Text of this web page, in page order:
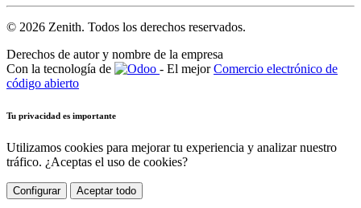
© 2026 Zenith. Todos los derechos reservados.
Derechos de autor y nombre de la empresa
Con la tecnología de
- El mejorComercio electrónico de
código abierto
Tu privacidad es importante
Utilizamos cookies para mejorar tu experiencia y analizar nuestro
tráfico. ¿Aceptas el uso de cookies?
Configurar Aceptar todo